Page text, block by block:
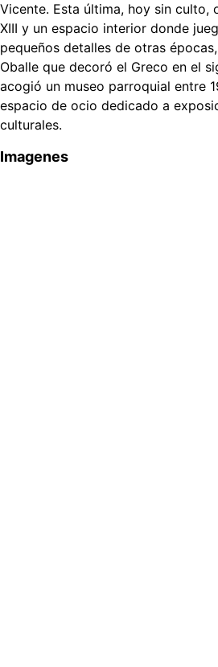
Vicente. Esta última, hoy sin culto,
XIII y un espacio interior donde
pequeños detalles de otras
Oballe que decoró el Greco en el
acogió un museo parroquial entre
espacio de ocio dedicado a
culturales.
Imagenes